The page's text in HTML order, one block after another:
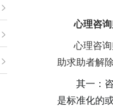
心理咨
心理咨
助求助者解
其一：
是标准化的